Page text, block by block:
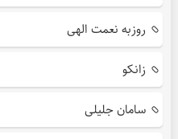
روزبه نعمت الهی
زانکو
سامان جلیلی